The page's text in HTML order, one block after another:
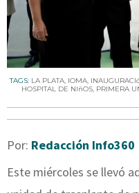
TAGS: LA PLATA, IOMA,
HOSPITAL DE NIñOS, PRIMERA
Por: Redacción Info360
Este miércoles se llevó